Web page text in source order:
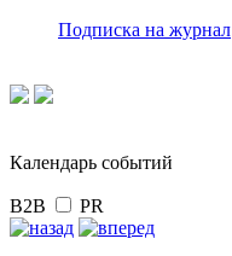
Подписка на журнал
Календарь событий
B2B PR